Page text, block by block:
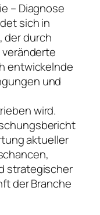
– Diagnose
sich in
der durch
entwickelnde
und
wird.
aktueller
strategischer
der Branche